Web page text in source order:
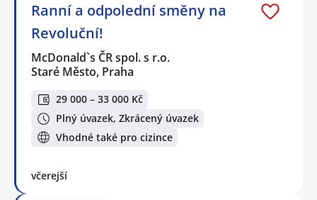
Ranní a odpolední směny na
Revoluční!
McDonald`s ČR spol. s r.o.
Staré Město, Praha
29 000 – 33 000 Kč
Plný úvazek, Zkrácený úvazek
Vhodné také pro cizince
včerejší